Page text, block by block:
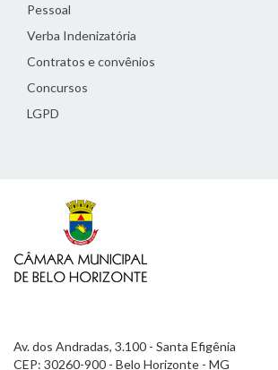
Pessoal
Verba Indenizatória
Contratos e convênios
Concursos
LGPD
Av. dos Andradas, 3.100 - Santa Efigênia
CEP: 30260-900 - Belo Horizonte - MG